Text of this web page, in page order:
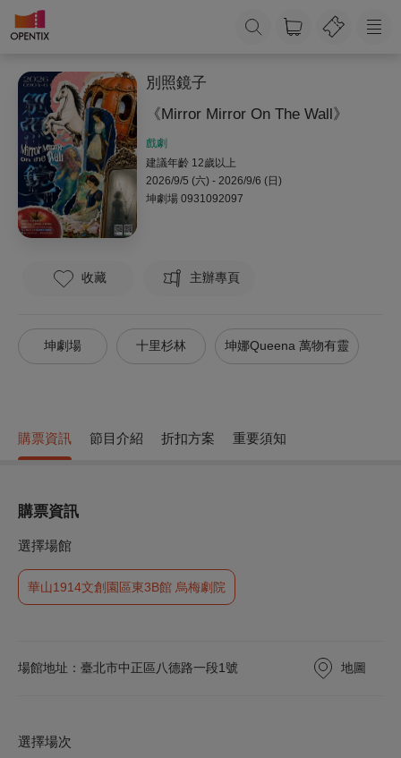
別照鏡子
《Mirror Mirror On The Wall》
戲劇
建議年齡 12歲以上
2026/9/5 (六) - 2026/9/6 (日)
坤劇場 0931092097
收藏 主辦專頁
坤劇場 十里杉林 坤娜Queena 萬物有靈
購票資訊 節目介紹 折扣方案 重要須知
購票資訊
選擇場館
華山1914文創園區東3B館 烏梅劇院
場館地址：臺北市中正區八德路一段1號 地圖
選擇場次